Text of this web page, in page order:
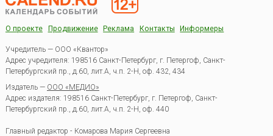
О проекте Продвижение Реклама Контакты Информеры
Учредитель — ООО «Квантор»
Адрес учредителя: 198516 Санкт-Петербург, г. Петергоф, Санкт-
Петербургский пр., д.60, лит.А, ч.п. 2-Н, оф. 432, 434
Издатель — ООО «МЕДИО»
Адрес издателя: 198516 Санкт-Петербург, г. Петергоф, Санкт-
Петербургский пр., д.60, лит.А, ч.п. 2-Н, оф. 440
Главный редактор - Комарова Мария Сергеевна